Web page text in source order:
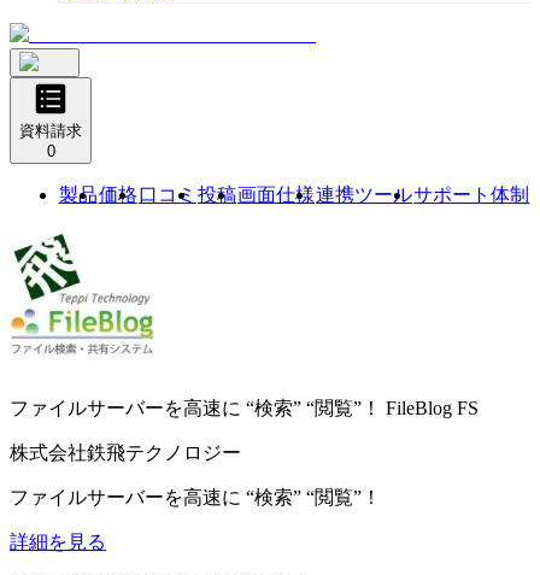
資料請求
0
製品価格口コミ 投稿画面仕様連携ツールサポート体制
ファイルサーバーを高速に “検索” “閲覧”！ FileBlog FS
株式会社鉄飛テクノロジー
ファイルサーバーを高速に “検索” “閲覧”！
詳細を見る